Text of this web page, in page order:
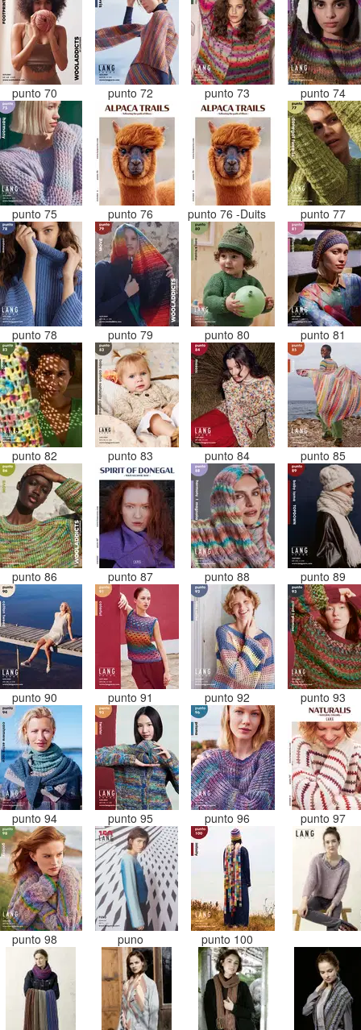
punto 70 punto 72 punto 73 punto 74
punto 75 punto 76 punto 76 -Duits punto 77
punto 78 punto 79 punto 80 punto 81
punto 82 punto 83 punto 84 punto 85
punto 86 punto 87 punto 88 punto 89
punto 90 punto 91 punto 92 punto 93
punto 94 punto 95 punto 96 punto 97
punto 98 puno punto 100